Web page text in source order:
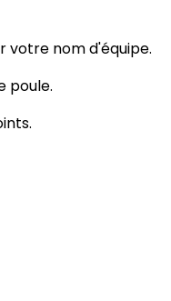
votre nom d'équipe.
poule.